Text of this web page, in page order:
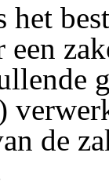
het
een
de